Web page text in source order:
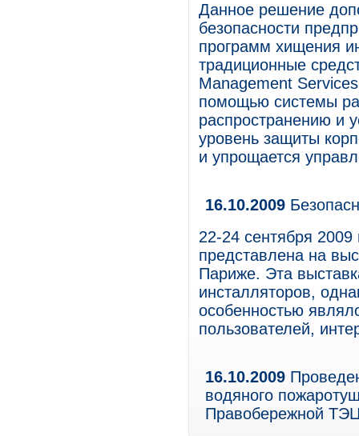
Данное решение
безопасности
программ хищения
традиционные
Management
помощью системы
распространению и
уровень защиты
и упрощается
16.10.2009
22-24 сентября
представлена на
Париже. Эта
инсталляторов,
особенностью
пользователей,
16.10.2009
водяного
Правобережной